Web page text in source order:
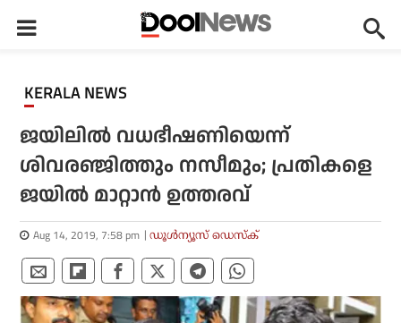
KERALA NEWS
ജയിലില്‍ വധഭീഷണിയെന്ന്
ശിവരഞ്ജിത്തും നസീമും; പ്രതികളെ
ജയില്‍ മാറ്റാന്‍ ഉത്തരവ്
Aug 14, 2019, 7:58 pm ഡൂള്‍ന്യൂസ് ഡെസ്‌ക്